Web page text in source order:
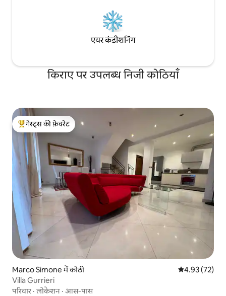
एयर कंडीशनिंग
किराए पर उपलब्ध निजी कोठियाँ
गेस्ट्स का टॉप फ़ेवरेट
गेस्ट्स की फ़ेवरेट
Marco Simone में कोठी औसत रेटिंग 5 में
4.93 (72)
Villa Gurrieri
परिवार ·लोकेशन · आस-पास